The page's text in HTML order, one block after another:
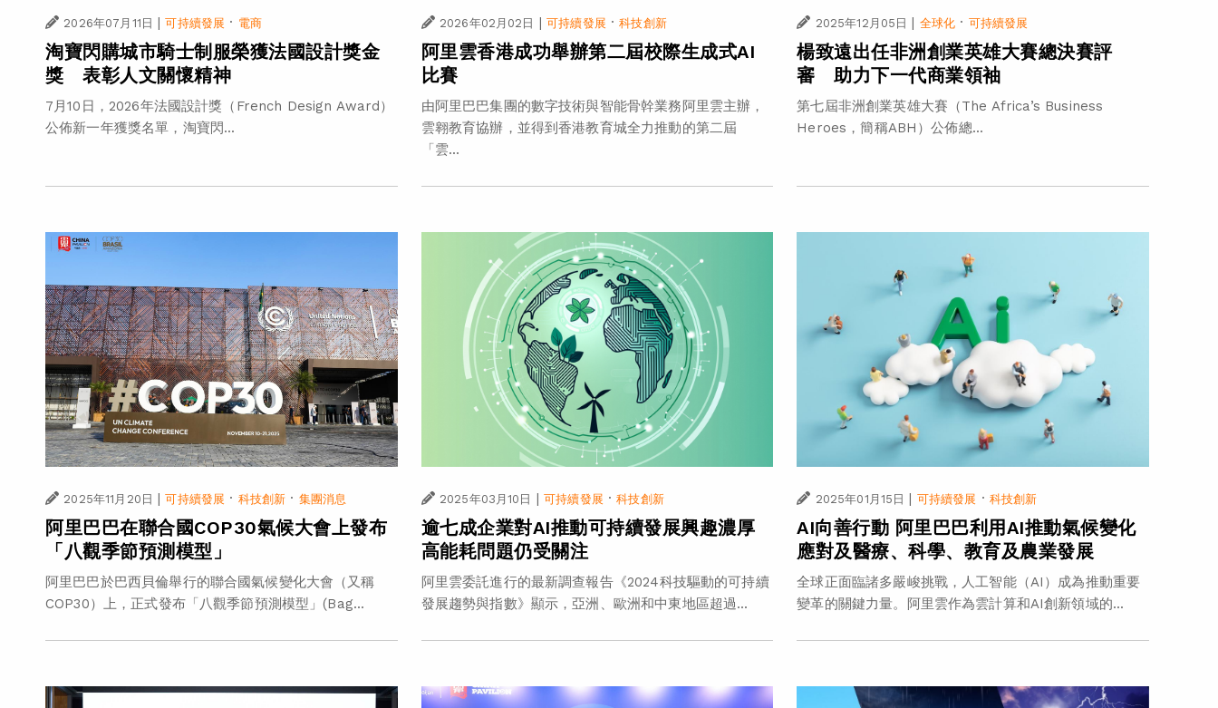
2026年07月11日 | 可持續發展 · 電商
淘寶閃購城市騎士制服榮獲法國設計獎金
獎 表彰人文關懷精神
7月10日，2026年法國設計獎（French Design Award）
公佈新一年獲獎名單，淘寶閃...
2026年02月02日 | 可持續發展 ·科技創新
阿里雲香港成功舉辦第二屆校際生成式AI
比賽
由阿里巴巴集團的數字技術與智能骨幹業務阿里雲主辦，
雲翱教育協辦，並得到香港教育城全力推動的第二屆
「雲...
2025年12月05日 | 全球化 · 可持續發展
楊致遠出任非洲創業英雄大賽總決賽評
審 助力下一代商業領袖
第七屆非洲創業英雄大賽（The Africa’s Business
Heroes，簡稱ABH）公佈總...
2025年11月20日 | 可持續發展 · 科技創新 · 集團消息
阿里巴巴在聯合國COP30氣候大會上發布
「八觀季節預測模型」
阿里巴巴於巴西貝倫舉行的聯合國氣候變化大會（又稱
COP30）上，正式發布「八觀季節預測模型」(Bag...
2025年03月10日 | 可持續發展 ·科技創新
逾七成企業對AI推動可持續發展興趣濃厚
高能耗問題仍受關注
阿里雲委託進行的最新調查報告《2024科技驅動的可持續
發展趨勢與指數》顯示，亞洲、歐洲和中東地區超過...
2025年01月15日 | 可持續發展 · 科技創新
AI向善行動 阿里巴巴利用AI推動氣候變化
應對及醫療、科學、教育及農業發展
全球正面臨諸多嚴峻挑戰，人工智能（AI）成為推動重要
變革的關鍵力量。阿里雲作為雲計算和AI創新領域的...